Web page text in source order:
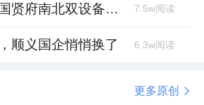
中建智地亦庄国贤府南北双设备平台，得房率创区域新高 7.5w阅读
顺义国企悄悄换了 6.3w阅读
更多原创